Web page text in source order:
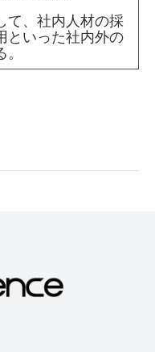
て、社内人材の採
といった社内外の